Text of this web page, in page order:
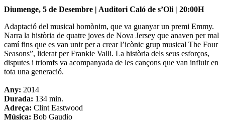
Diumenge, 5 de Desembre | Auditori Caló de s’Oli | 20:00H
Adaptació del musical homònim, que va guanyar un premi Emmy.
Narra la història de quatre joves de Nova Jersey que anaven per mal
camí fins que es van unir per a crear l’icònic grup musical The Four
Seasons”, liderat per Frankie Valli. La història dels seus esforços,
disputes i triomfs va acompanyada de les cançons que van influir en
tota una generació.
Any: 2014
Durada: 134 min.
Adreça: Clint Eastwood
Música: Bob Gaudio